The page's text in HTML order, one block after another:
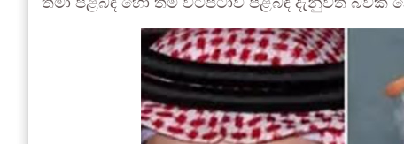
තමා පිළිබඳ හෝ තම වටපිටාව පිළිබඳ දැනුවත් බවක්